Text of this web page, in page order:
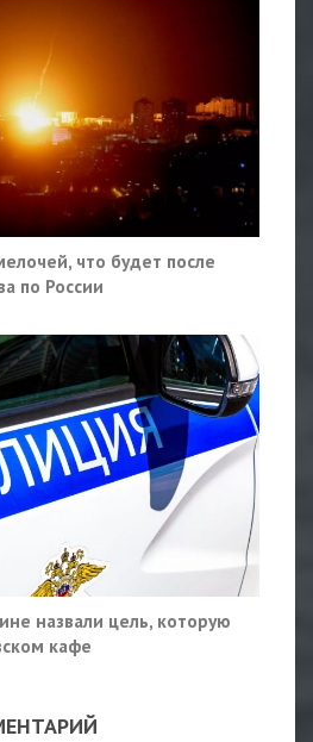
что будет после
по России
назвали цель, которую
кафе